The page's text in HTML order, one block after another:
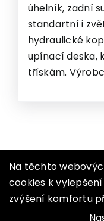
úhelník, zadní
standartní i
hydraulické
upínací deska,
třískám.
O
Na těchto
cookies k
zvýšení komfortu